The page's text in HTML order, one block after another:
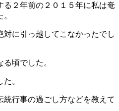
２年前の２０１５年に私は奄
対に引っ越してこなかったでし
頃でした。
。
統行事の過ごし方などを教えて